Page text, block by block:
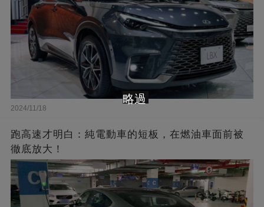
2024/11/18
跑高速才明白：純電動車的短板，在燃油車面前被
徹底放大！
略過